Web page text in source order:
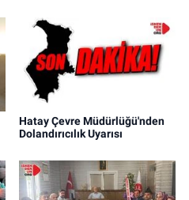
Hatay Çevre Müdürlüğü'nden
Dolandırıcılık Uyarısı